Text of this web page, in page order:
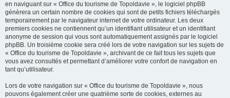
en naviguant sur « Office du tourisme de Topoldavie », le logiciel phpBB
génèrera un certain nombre de cookies qui sont de petits fichiers téléchargés
temporairement par le navigateur internet de votre ordinateur. Les deux
premiers cookies ne contiennent qu’un identifiant utilisateur et un identifiant
anonyme de session qui vous sont automatiquement assignés par le logiciel
phpBB. Un troisième cookie sera créé lors de votre navigation sur les sujets de
« Office du tourisme de Topoldavie », archivant de ce fait tous les sujets que
vous avez consultés et permettant d’améliorer votre confort de navigation en
tant qu’utilisateur.
Lors de votre navigation sur « Office du tourisme de Topoldavie », nous
pouvons également créer une quatrième sorte de cookies, externes au